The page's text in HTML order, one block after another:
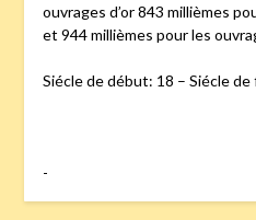
ouvrages d’or 843 millièmes
et 944 millièmes pour les
Siécle de début: 18 – Siécle de
-